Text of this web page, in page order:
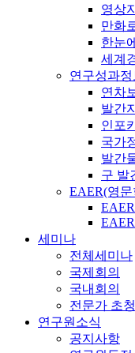
영상
만화
한눈
세계
연구성과정
연차
발간
인포
국가
발간
구 발
EAER(영
세미나
전체세미나
국제회의
국내회의
전문가 초
연구원소식
공지사항